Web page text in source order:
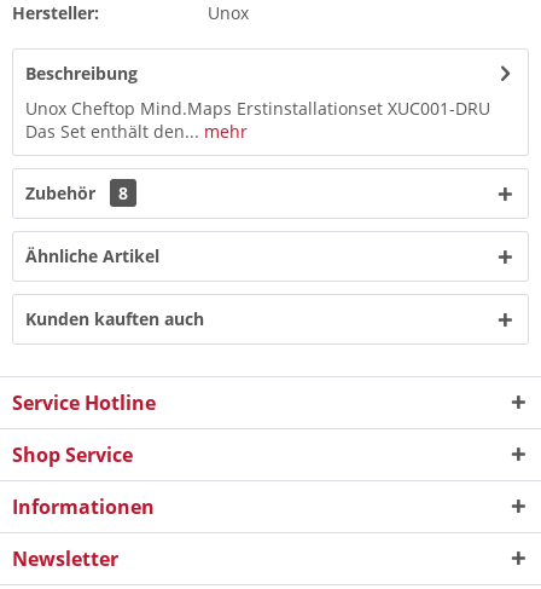
Hersteller:
Unox
Beschreibung
Unox Cheftop Mind.Maps Erstinstallationset XUC001-DRU
Das Set enthält den... mehr
Zubehör 8
Ähnliche Artikel
Kunden kauften auch
Service Hotline
Shop Service
Informationen
Newsletter